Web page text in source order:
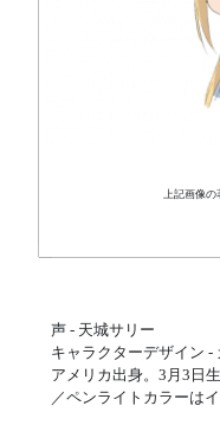
上記画像の
声 - 天城サリー
キャラクターデザイン -
アメリカ出身。3月3日
／ペンライトカラーはイ